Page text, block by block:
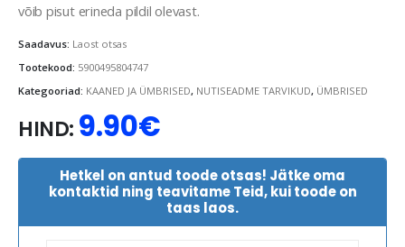
võib pisut erineda pildil olevast.
Saadavus: Laost otsas
Tootekood: 5900495804747
Kategooriad: KAANED JA ÜMBRISED, NUTISEADME TARVIKUD, ÜMBRISED
HIND: 9.90€
Hetkel on antud toode otsas! Jätke oma
kontaktid ning teavitame Teid, kui toode on
taas laos.